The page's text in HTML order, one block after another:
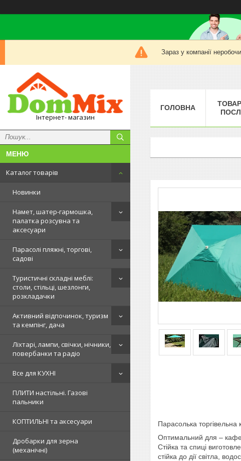
Зараз у компанії
Інтернет- магазин
Каталог товарів
Новинки
Намет, шатер-гармошка,
палатка розсувна та
аксесуари
Парасолі пляжні, торгові,
садові
Туристичні складні меблі:
столи, стільці, шезлонги,
розкладачки
Активний відпочинок, туризм
та кемпінг, дача
Ліхтарі, лампи, свічки, нічники,
повербанки та радіо
Все для КУХНІ
ПЛИТИ настільні. Газові
пальники
КОПТИЛЬНІ та аксесуари
Дробарки для зерна
(механічні)
ГОЛОВНА
Парасолька
Оптимальний для – кафе,
Стійка та спиці
стійка до дії світла,